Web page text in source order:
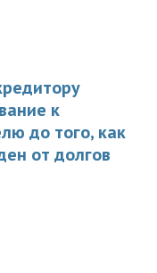
к
до того, как
от долгов